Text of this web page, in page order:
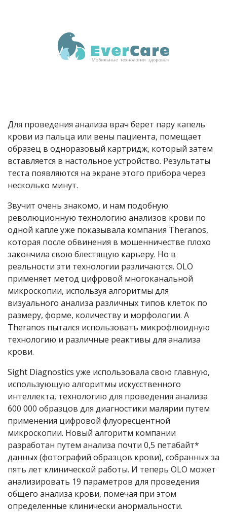
Для проведения анализа врач берет пару капель
крови из пальца или вены пациента, помещает
образец в одноразовый картридж, который затем
вставляется в настольное устройство. Результаты
теста появляются на экране этого прибора через
несколько минут.
Звучит очень знакомо, и нам подобную
революционную технологию анализов крови по
одной капле уже показывала компания Theranos,
которая после обвинения в мошенничестве плохо
закончила свою блестящую карьеру. Но в
реальности эти технологии различаются. OLO
применяет метод цифровой многоканальной
микроскопии, используя алгоритмы для
визуального анализа различных типов клеток по
размеру, форме, количеству и морфологии. А
Theranos пытался использовать микрофлюидную
технологию и различные реактивы для анализа
крови.
Sight Diagnostics уже использовала свою главную,
использующую алгоритмы искусственного
интеллекта, технологию для проведения анализа
600 000 образцов для диагностики малярии путем
применения цифровой флуоресцентной
микроскопии. Новый алгоритм компании
разработан путем анализа почти 0,5 петабайт*
данных (фотографий образцов крови), собранных за
пять лет клинической работы. И теперь OLO может
анализировать 19 параметров для проведения
общего анализа крови, помечая при этом
определенные клинически анормальности.